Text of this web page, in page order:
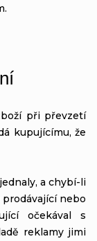
při převzetí
kupujícímu, že
a chybí-li
nebo
očekával s
reklamy jimi